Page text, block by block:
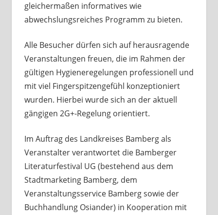
gleichermaßen informatives wie
abwechslungsreiches Programm zu bieten.
Alle Besucher dürfen sich auf herausragende
Veranstaltungen freuen, die im Rahmen der
gültigen Hygieneregelungen professionell und
mit viel Fingerspitzengefühl konzeptioniert
wurden. Hierbei wurde sich an der aktuell
gängigen 2G+-Regelung orientiert.
Im Auftrag des Landkreises Bamberg als
Veranstalter verantwortet die Bamberger
Literaturfestival UG (bestehend aus dem
Stadtmarketing Bamberg, dem
Veranstaltungsservice Bamberg sowie der
Buchhandlung Osiander) in Kooperation mit